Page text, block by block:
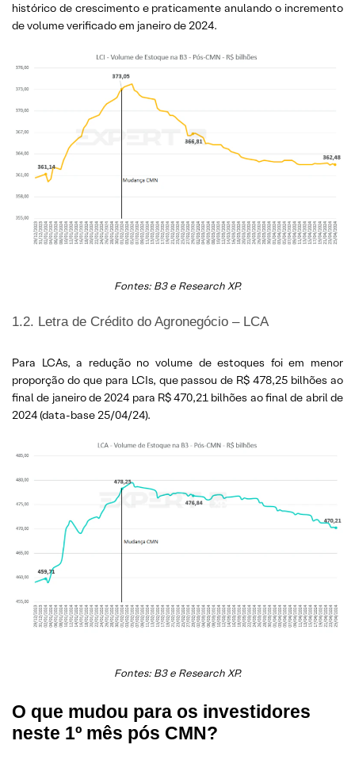
histórico de crescimento e praticamente anulando o incremento
de volume verificado em janeiro de 2024.
Fontes: B3 e Research XP.
1.2. Letra de Crédito do Agronegócio – LCA
Para LCAs, a redução no volume de estoques foi em menor
proporção do que para LCIs, que passou de R$ 478,25 bilhões ao
final de janeiro de 2024 para R$ 470,21 bilhões ao final de abril de
2024 (data-base 25/04/24).
Fontes: B3 e Research XP.
O que mudou para os investidores
neste 1º mês pós CMN?